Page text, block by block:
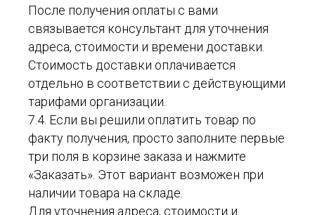
После получения оплаты с вами
связывается консультант для уточнения
адреса, стоимости и времени доставки.
Стоимость доставки оплачивается
отдельно в соответствии с действующими
тарифами организации.
7.4. Если вы решили оплатить товар по
факту получения, просто заполните первые
три поля в корзине заказа и нажмите
«Заказать». Этот вариант возможен при
наличии товара на складе.
Для уточнения адреса, стоимости и